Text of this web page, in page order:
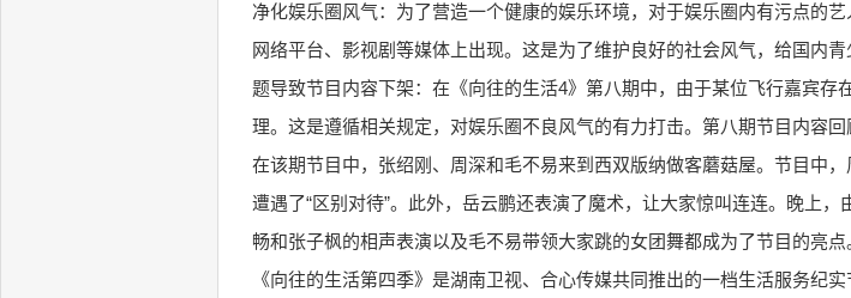
净化娱乐圈风气：为了营造一个健康的娱乐环境，对于娱乐圈内有污点的
网络平台、影视剧等媒体上出现。这是为了维护良好的社会风气，给国内
题导致节目内容下架：在《向往的生活4》第八期中，由于某位飞行嘉宾存
理。这是遵循相关规定，对娱乐圈不良风气的有力打击。第八期节目内容回
在该期节目中，张绍刚、周深和毛不易来到西双版纳做客蘑菇屋。节目中
遭遇了“区别对待”。此外，岳云鹏还表演了魔术，让大家惊叫连连。晚上，
畅和张子枫的相声表演以及毛不易带领大家跳的女团舞都成为了节目的亮点
《向往的生活第四季》是湖南卫视、合心传媒共同推出的一档生活服务纪